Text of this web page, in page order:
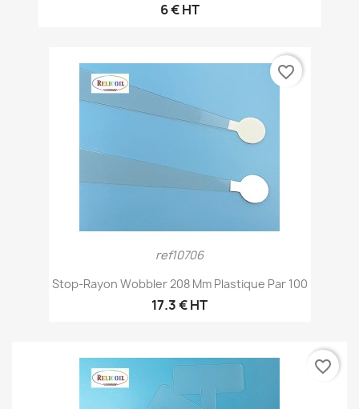
6 € HT
ref10706
Stop-Rayon Wobbler 208 Mm Plastique Par 100
17.3 € HT
favorite_border
favorite_border